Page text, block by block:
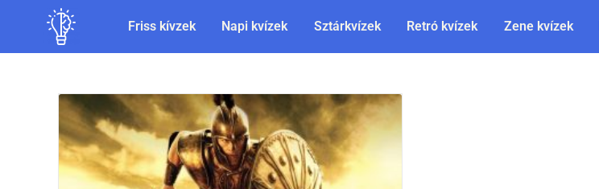
Friss kívzek Napi kvízek Sztárkvízek Retró kvízek Zene kvízek